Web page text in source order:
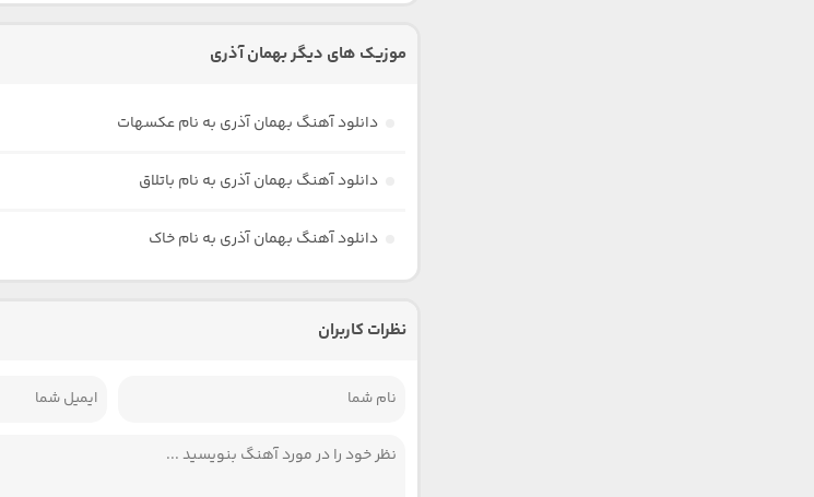
موزیک های دیگر بهمان آذری
دانلود آهنگ بهمان آذری به نام عکسهات
دانلود آهنگ بهمان آذری به نام باتلاق
دانلود آهنگ بهمان آذری به نام خاک
نظرات کاربران